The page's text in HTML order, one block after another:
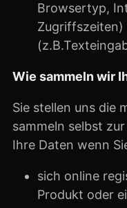
Browsertyp,
Zugriffszeiten)
Wie sammeln wir
Sie stellen uns die
sammeln selbst
Ihre Daten wenn
sich online
Produkt oder